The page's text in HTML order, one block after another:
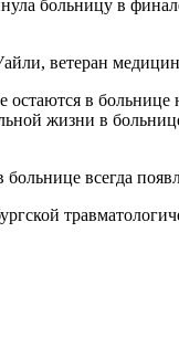
больницу в
ветеран
в
жизни в
всегда